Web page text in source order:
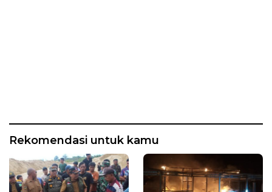
Rekomendasi untuk kamu